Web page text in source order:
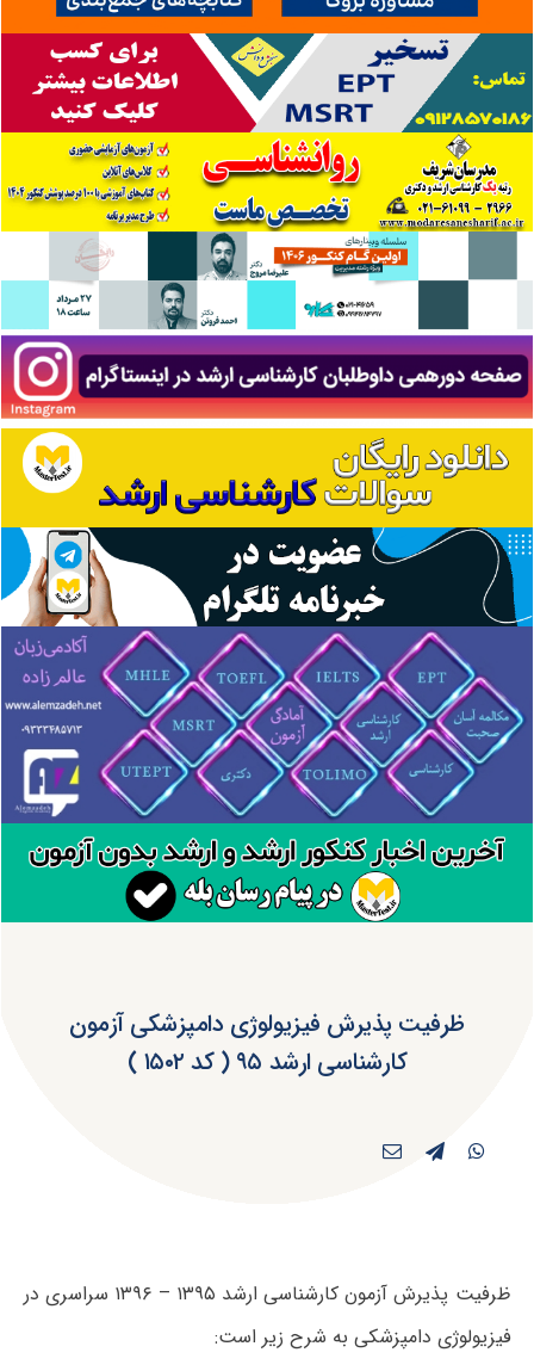
ظرفیت پذیرش فیزیولوژی دامپزشکی آزمون
کارشناسی ارشد ۹۵ ( کد ۱۵۰۲ )
ظرفیت پذیرش آزمون کارشناسی ارشد ۱۳۹۵ – ۱۳۹۶ سراسری در
فیزیولوژی دامپزشکی به شرح زیر است: